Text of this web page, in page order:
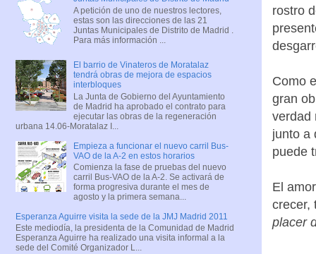
rostro
Como
gran
verdad
junto a
puede
El
crecer,
placer
A petición de uno de nuestros lectores,
estas son las direcciones de las 21
Juntas Municipales de Distrito de Madrid .
Para más información ...
El barrio de Vinateros de Moratalaz
tendrá obras de mejora de espacios
interbloques
La Junta de Gobierno del Ayuntamiento
de Madrid ha aprobado el contrato para
ejecutar las obras de la regeneración
urbana 14.06-Moratalaz I...
Empieza a funcionar el nuevo carril Bus-
VAO de la A-2 en estos horarios
Comienza la fase de pruebas del nuevo
carril Bus-VAO de la A-2. Se activará de
forma progresiva durante el mes de
agosto y la primera semana...
Esperanza Aguirre visita la sede de la JMJ Madrid 2011
Este mediodía, la presidenta de la Comunidad de Madrid
Esperanza Aguirre ha realizado una visita informal a la
sede del Comité Organizador L...